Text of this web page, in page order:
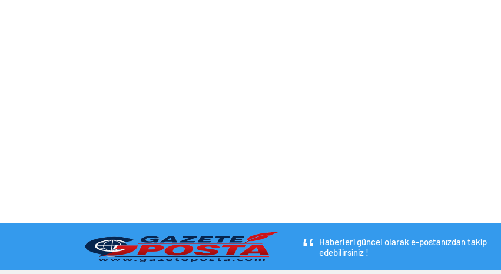
Haberleri güncel olarak e-postanızdan takip
edebilirsiniz !